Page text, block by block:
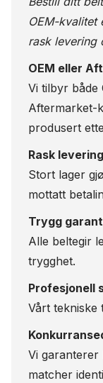
OEM-kvalitet
rask levering
OEM eller
Vi tilbyr både
Aftermarket-
produsert
Rask levering
Stort lager
mottatt
Trygg
Alle beltegir
trygghet.
Profesjonell
Vårt tekniske
Vi garanterer
matcher